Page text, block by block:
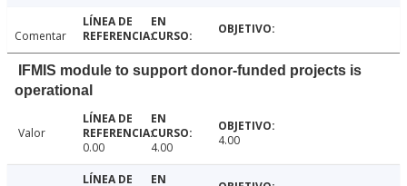
Comentar
IFMIS module to support donor-funded projects is
operational
Valor
0.00
4.00 4.00